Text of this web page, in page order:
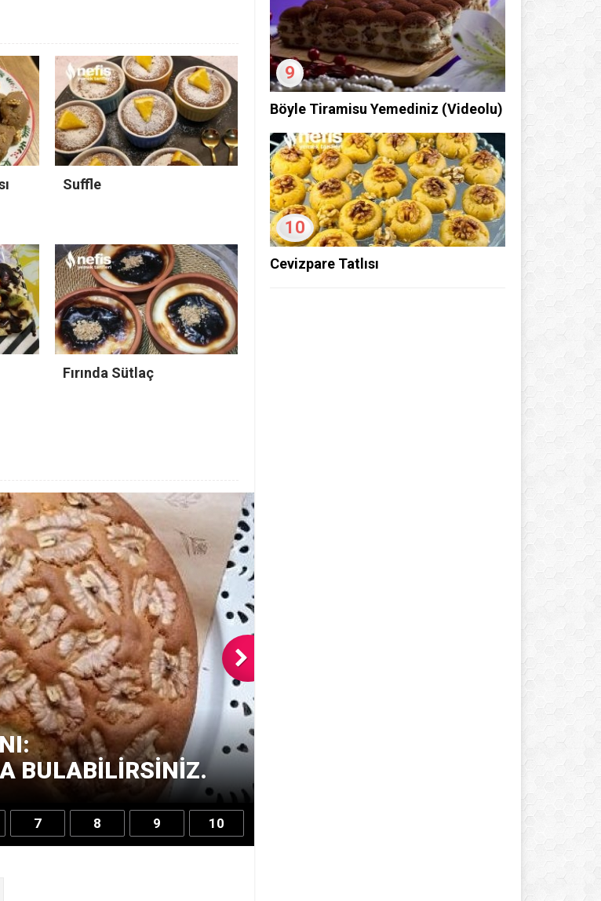
Suffle
Fırında Sütlaç
BULABILIRSINIZ.
LOKMALIK TUZLU KURABIYE
7 8 9 10
9
Böyle Tiramisu Yemediniz (Videolu)
10
Cevizpare Tatlısı